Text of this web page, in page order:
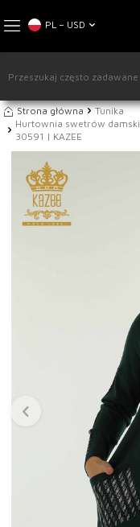
PL − USD
Strona główna
Tunika
Hurtownia swetrów
30591 | KAZEE